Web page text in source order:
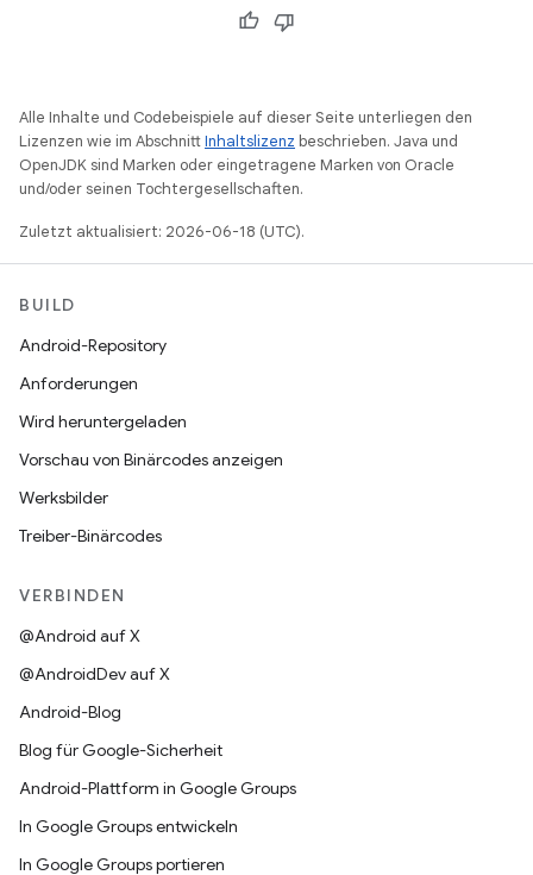
Alle Inhalte und Codebeispiele auf dieser Seite unterliegen den
Lizenzen wie im AbschnittInhaltslizenz beschrieben. Java und
OpenJDK sind Marken oder eingetragene Marken von Oracle
und/oder seinen Tochtergesellschaften.
Zuletzt aktualisiert: 2026-06-18 (UTC).
BUILD
Android-Repository
Anforderungen
Wird heruntergeladen
Vorschau von Binärcodes anzeigen
Werksbilder
Treiber-Binärcodes
VERBINDEN
@Android auf X
@AndroidDev auf X
Android-Blog
Blog für Google-Sicherheit
Android-Plattform in Google Groups
In Google Groups entwickeln
In Google Groups portieren